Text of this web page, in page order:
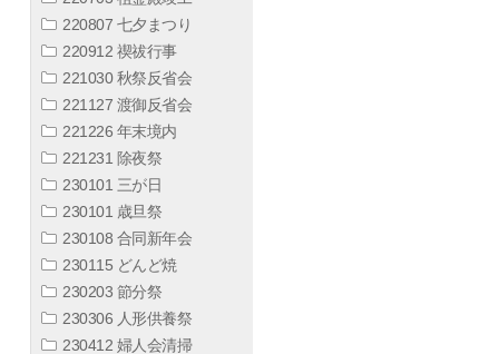
220807 七夕まつり
220912 禊祓行事
221030 秋祭反省会
221127 渡御反省会
221226 年末境内
221231 除夜祭
230101 三が日
230101 歳旦祭
230108 合同新年会
230115 どんど焼
230203 節分祭
230306 人形供養祭
230412 婦人会清掃